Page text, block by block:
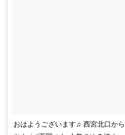
おはようございます♫ 西宮北口か